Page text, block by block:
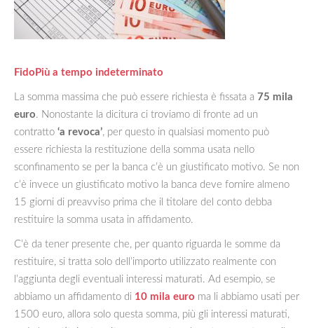
FidoPiù a tempo indeterminato
La somma massima che può essere richiesta è fissata a 75 mila
euro. Nonostante la dicitura ci troviamo di fronte ad un
contratto ‘a revoca’, per questo in qualsiasi momento può
essere richiesta la restituzione della somma usata nello
sconfinamento se per la banca c’è un giustificato motivo. Se non
c’è invece un giustificato motivo la banca deve fornire almeno
15 giorni di preavviso prima che il titolare del conto debba
restituire la somma usata in affidamento.
C’è da tener presente che, per quanto riguarda le somme da
restituire, si tratta solo dell’importo utilizzato realmente con
l’aggiunta degli eventuali interessi maturati. Ad esempio, se
abbiamo un affidamento di 10 mila euro ma li abbiamo usati per
1500 euro, allora solo questa somma, più gli interessi maturati,